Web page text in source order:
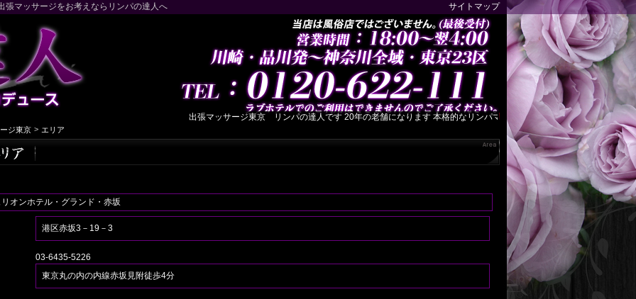
張マッサージをお考えならリンパの達人へ サイトマップ
出張マッサージ東京 リンパの達人です 20年の老舗になります 本格的なリンパマッサージを心ゆくまでご堪能下さい
ジ東京 > エリア
オンホテル・グランド・赤坂
港区赤坂3－19－3
03-6435-5226
東京丸の内の内線赤坂見附徒歩4分